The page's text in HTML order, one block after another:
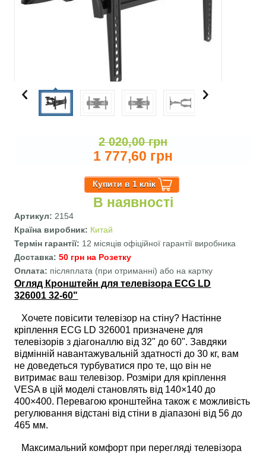
2 020,00 грн
1 777,60 грн
В наявності
Артикул:2154
Країна виробник: Китай
Термін гарантії: 12 місяців офіційної гарантії виробника
Доставка:50 грн на Розетку
Оплата: післяплата (при отриманні) або на картку
Огляд Кронштейн для телевізора ECG LD
326001 32-60"
Хочете повісити телевізор на стіну? Настінне
кріплення ECG LD 326001 призначене для
телевізорів з діагоналлю від 32" до 60". Завдяки
відмінній навантажувальній здатності до 30 кг, вам
не доведеться турбуватися про те, що він не
витримає ваш телевізор. Розміри для кріплення
VESA в цій моделі становлять від 140×140 до
400×400. Перевагою кронштейна також є можливість
регулювання відстані від стіни в діапазоні від 56 до
465 мм.
Максимальний комфорт при перегляді телевізора